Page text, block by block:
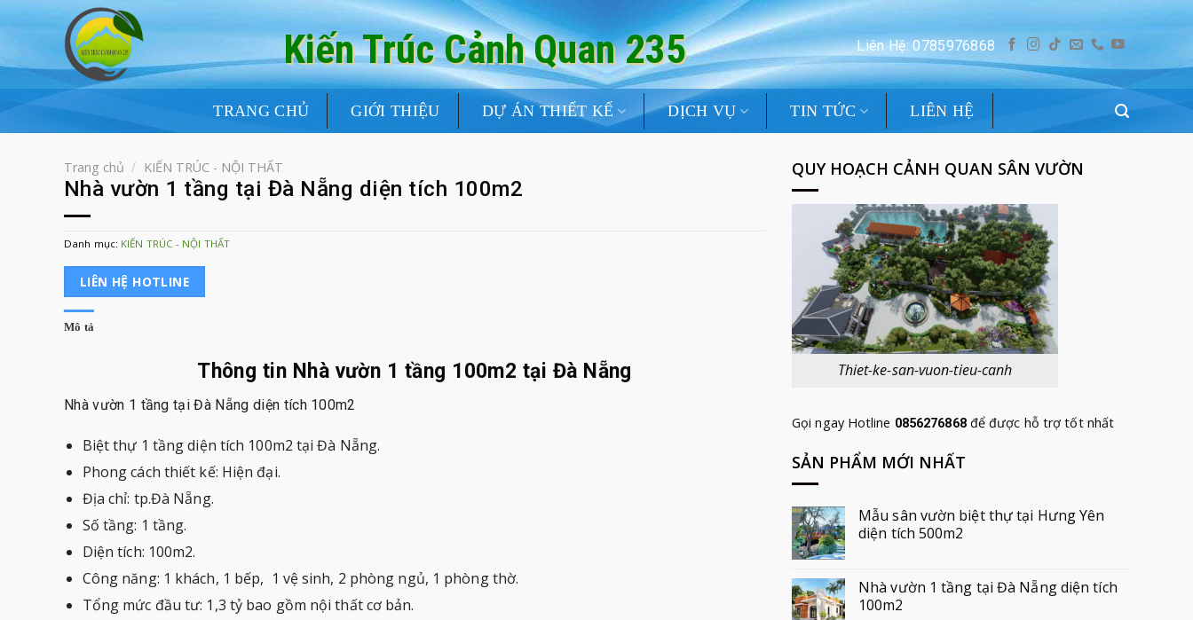
Kiến Trúc Cảnh Quan 235 Liên Hệ: 0785976868
TRANG CHỦ GIỚI THIỆU DỰ ÁN THIẾT KẾ DỊCH VỤ TIN TỨC LIÊN HỆ
Trang chủ / KIẾN TRÚC - NỘI THẤT
Nhà vườn 1 tầng tại Đà Nẵng diện tích 100m2
Danh mục: KIẾN TRÚC - NỘI THẤT
LIÊN HỆ HOTLINE
Mô tả
Thông tin Nhà vườn 1 tầng 100m2 tại Đà Nẵng
Nhà vườn 1 tầng tại Đà Nẵng diện tích 100m2
Biệt thự 1 tầng diện tích 100m2 tại Đà Nẵng.
Phong cách thiết kế: Hiện đại.
Địa chỉ: tp.Đà Nẵng.
Số tầng: 1 tầng.
Diện tích: 100m2.
Công năng: 1 khách, 1 bếp, 1 vệ sinh, 2 phòng ngủ, 1 phòng thờ.
Tổng mức đầu tư: 1,3 tỷ bao gồm nội thất cơ bản.
QUY HOẠCH CẢNH QUAN SÂN VƯỜN
Thiet-ke-san-vuon-tieu-canh
Gọi ngay Hotline 0856276868để được hỗ trợ tốt nhất
SẢN PHẨM MỚI NHẤT
Mẫu sân vườn biệt thự tại Hưng Yên
diện tích 500m2
Nhà vườn 1 tầng tại Đà Nẵng diện tích
100m2